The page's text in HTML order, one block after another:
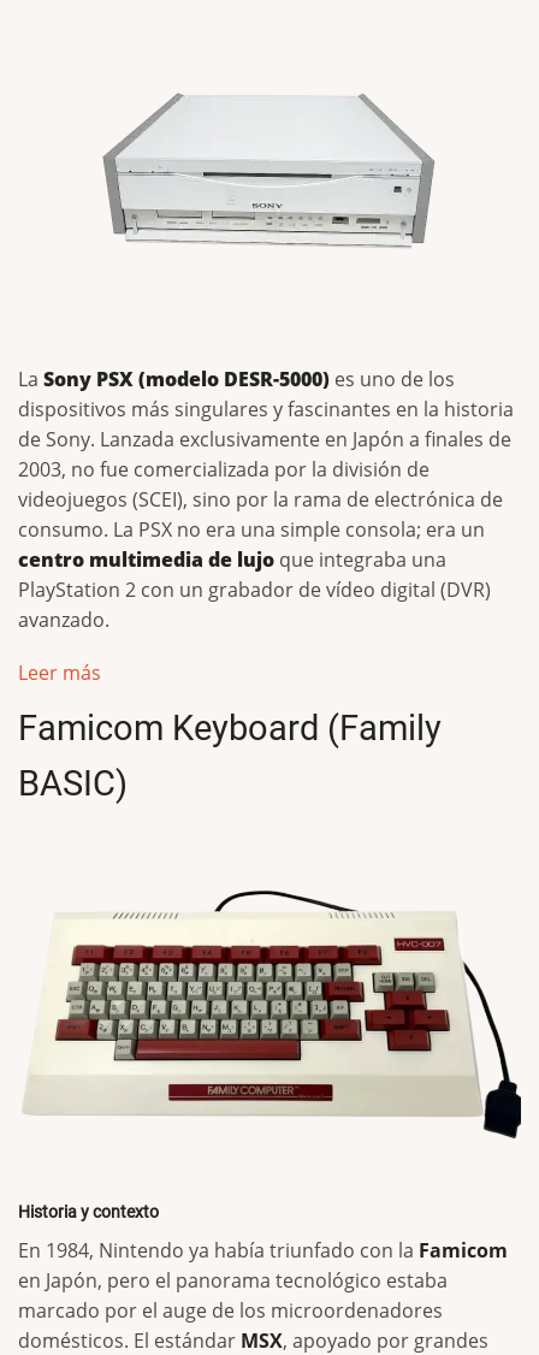
La Sony PSX (modelo DESR-5000) es uno de los
dispositivos más singulares y fascinantes en la historia
de Sony. Lanzada exclusivamente en Japón a finales de
2003, no fue comercializada por la división de
videojuegos (SCEI), sino por la rama de electrónica de
consumo. La PSX no era una simple consola; era un
centro multimedia de lujo que integraba una
PlayStation 2 con un grabador de vídeo digital (DVR)
avanzado.
Leer más
Famicom Keyboard (Family
BASIC)
Historia y contexto
En 1984, Nintendo ya había triunfado con la Famicom
en Japón, pero el panorama tecnológico estaba
marcado por el auge de los microordenadores
domésticos. El estándar MSX, apoyado por grandes